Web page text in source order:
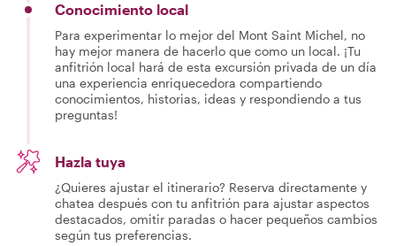
Conocimiento local
Para experimentar lo mejor del Mont Saint Michel, no
hay mejor manera de hacerlo que como un local. ¡Tu
anfitrión local hará de esta excursión privada de un día
una experiencia enriquecedora compartiendo
conocimientos, historias, ideas y respondiendo a tus
preguntas!
Hazla tuya
¿Quieres ajustar el itinerario? Reserva directamente y
chatea después con tu anfitrión para ajustar aspectos
destacados, omitir paradas o hacer pequeños cambios
según tus preferencias.